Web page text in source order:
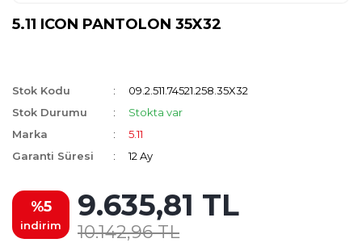
5.11 ICON PANTOLON 35X32
Stok Kodu
09.2.511.74521.258.35X32
Stok Durumu
Stokta var
Marka
5.11
Garanti Süresi
12 Ay
%5
indirim
9.635,81 TL
10.142,96 TL